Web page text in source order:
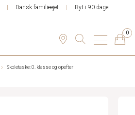
Dansk familieejet Byt i 90 dage
0
Skoletaske: 0. klasse og opefter